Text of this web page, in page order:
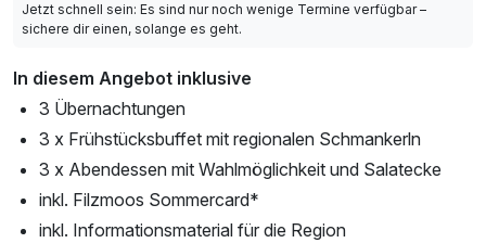
Jetzt schnell sein: Es sind nur noch wenige Termine verfügbar –
sichere dir einen, solange es geht.
In diesem Angebot inklusive
3 Übernachtungen
3 x Frühstücksbuffet mit regionalen Schmankerln
3 x Abendessen mit Wahlmöglichkeit und Salatecke
inkl. Filzmoos Sommercard*
inkl. Informationsmaterial für die Region